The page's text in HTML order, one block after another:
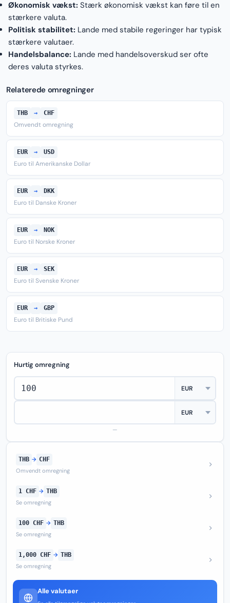
Økonomisk vækst: Stærk økonomisk vækst kan føre til en
stærkere valuta.
Politisk stabilitet: Lande med stabile regeringer har typisk
stærkere valutaer.
Handelsbalance: Lande med handelsoverskud ser ofte
deres valuta styrkes.
Relaterede omregninger
THB → CHF
Omvendt omregning
EUR → USD
Euro til Amerikanske Dollar
EUR → DKK
Euro til Danske Kroner
EUR → NOK
Euro til Norske Kroner
EUR → SEK
Euro til Svenske Kroner
EUR → GBP
Euro til Britiske Pund
Hurtig omregning
—
THB → CHF
Omvendt omregning
1 CHF → THB
Se omregning
100 CHF → THB
Se omregning
1,000 CHF → THB
Se omregning
Alle valutaer